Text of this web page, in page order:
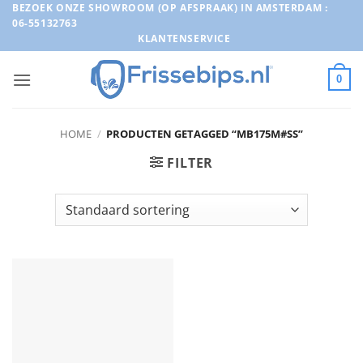
Ga
naar
inhoud
BEZOEK ONZE SHOWROOM (OP AFSPRAAK) IN AMSTERDAM :
06-55132763
KLANTENSERVICE
0
HOME / PRODUCTEN GETAGGED “MB175M#SS”
FILTER